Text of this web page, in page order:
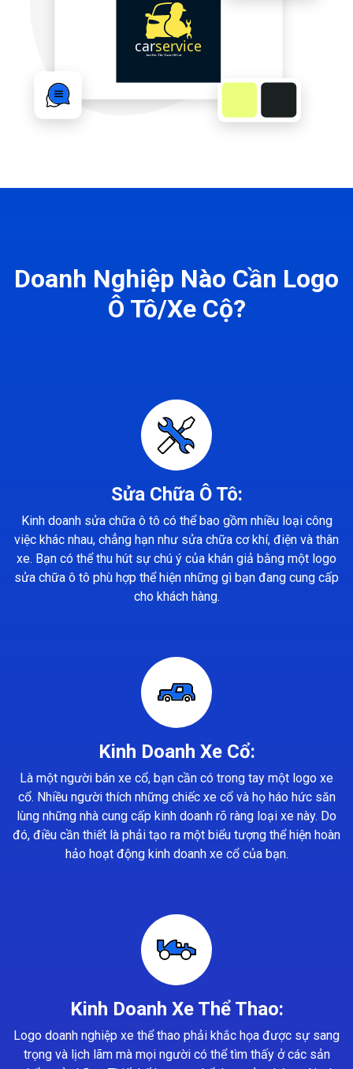
Doanh Nghiệp Nào Cần Logo
Ô Tô/Xe Cộ?
Sửa Chữa Ô Tô:
Kinh doanh sửa chữa ô tô có thể bao gồm nhiều loại công
việc khác nhau, chẳng hạn như sửa chữa cơ khí, điện và thân
xe. Bạn có thể thu hút sự chú ý của khán giả bằng một logo
sửa chữa ô tô phù hợp thể hiện những gì bạn đang cung cấp
cho khách hàng.
Kinh Doanh Xe Cổ:
Là một người bán xe cổ, bạn cần có trong tay một logo xe
cổ. Nhiều người thích những chiếc xe cổ và họ háo hức săn
lùng những nhà cung cấp kinh doanh rõ ràng loại xe này. Do
đó, điều cần thiết là phải tạo ra một biểu tượng thể hiện hoàn
hảo hoạt động kinh doanh xe cổ của bạn.
Kinh Doanh Xe Thể Thao:
Logo doanh nghiệp xe thể thao phải khắc họa được sự sang
trọng và lịch lãm mà mọi người có thể tìm thấy ở các sản